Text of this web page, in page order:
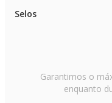
Selos
Garantimos o
enquanto